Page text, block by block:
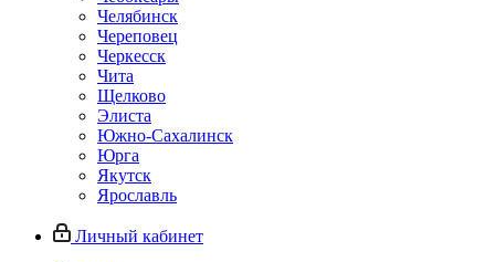
Челябинск
Череповец
Черкесск
Чита
Щелково
Элиста
Южно-Сахалинск
Юрга
Якутск
Ярославль
Личный кабинет